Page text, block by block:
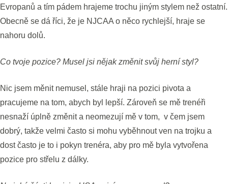
Evropanů a tím pádem hrajeme trochu jiným stylem než ostatní.
Obecně se dá říci, že je NJCAA o něco rychlejší, hraje se
nahoru dolů.
Co tvoje pozice? Musel jsi nějak změnit svůj herní styl?
Nic jsem měnit nemusel, stále hraji na pozici pivota a
pracujeme na tom, abych byl lepší. Zároveň se mě trenéři
nesnaží úplně změnit a neomezují mě v tom, v čem jsem
dobrý, takže velmi často si mohu vyběhnout ven na trojku a
dost často je to i pokyn trenéra, aby pro mě byla vytvořena
pozice pro střelu z dálky.